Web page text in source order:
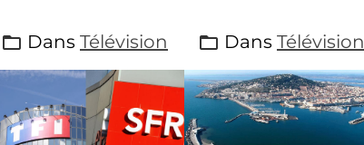
que Canal+ s'est
attiré les foudres
des chaînes
concurrentes
décision du CSA
d'attibution d'un
canal TNT à
France Info.
Dans Télévision Dans Télévision